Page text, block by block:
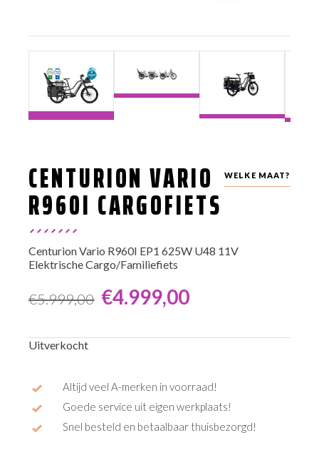
WELKE MAAT?
CENTURION VARIO
R960I CARGOFIETS
Centurion Vario R960I EP1 625W U48 11V
Elektrische Cargo/Familiefiets
€5.999,00
Oorspronkelijke
prijs
was:
€5.999,00.
€4.999,00
Huidige
prijs
is:
€4.999,00.
Uitverkocht
Altijd veel A-merken in voorraad!
Goede service uit eigen werkplaats!
Snel besteld en betaalbaar thuisbezorgd!